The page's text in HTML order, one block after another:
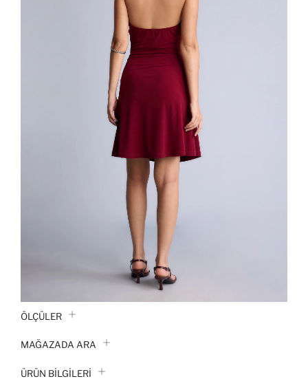
ÖLÇÜLER
MAĞAZADA ARA
ÜRÜN BILGILERI